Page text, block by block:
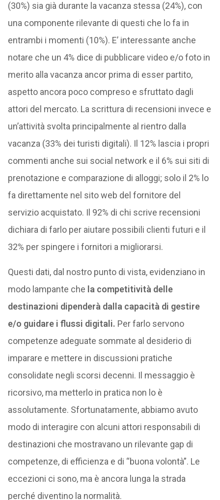
(30%) sia già durante la vacanza stessa (24%), con
una componente rilevante di questi che lo fa in
entrambi i momenti (10%). E’ interessante anche
notare che un 4% dice di pubblicare video e/o foto in
merito alla vacanza ancor prima di esser partito,
aspetto ancora poco compreso e sfruttato dagli
attori del mercato. La scrittura di recensioni invece e
un’attività svolta principalmente al rientro dalla
vacanza (33% dei turisti digitali). Il 12% lascia i propri
commenti anche sui social network e il 6% sui siti di
prenotazione e comparazione di alloggi; solo il 2% lo
fa direttamente nel sito web del fornitore del
servizio acquistato. Il 92% di chi scrive recensioni
dichiara di farlo per aiutare possibili clienti futuri e il
32% per spingere i fornitori a migliorarsi.
Questi dati, dal nostro punto di vista, evidenziano in
modo lampante che la competitività delle
destinazioni dipenderà dalla capacità di gestire
e/o guidare i flussi digitali. Per farlo servono
competenze adeguate sommate al desiderio di
imparare e mettere in discussioni pratiche
consolidate negli scorsi decenni. Il messaggio è
ricorsivo, ma metterlo in pratica non lo è
assolutamente. Sfortunatamente, abbiamo avuto
modo di interagire con alcuni attori responsabili di
destinazioni che mostravano un rilevante gap di
competenze, di efficienza e di “buona volontà”. Le
eccezioni ci sono, ma è ancora lunga la strada
perché diventino la normalità.